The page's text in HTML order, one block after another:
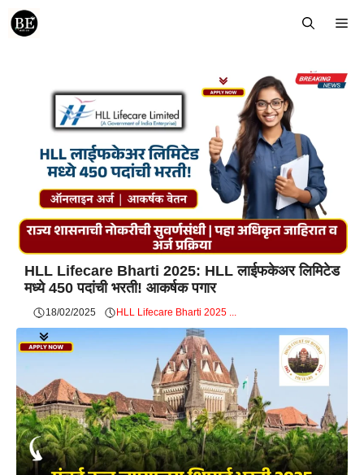
Skip
HLL Lifecare Bharti 2025: HLL लाईफकेअर लिमिटेड
मध्ये 450 पदांची भरती! आकर्षक पगार
18/02/2025 HLL Lifecare Bharti 2025 ...